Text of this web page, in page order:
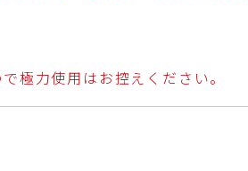
極力使用はお控えください。